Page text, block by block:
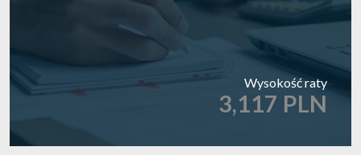
Wysokość raty
3,117 PLN